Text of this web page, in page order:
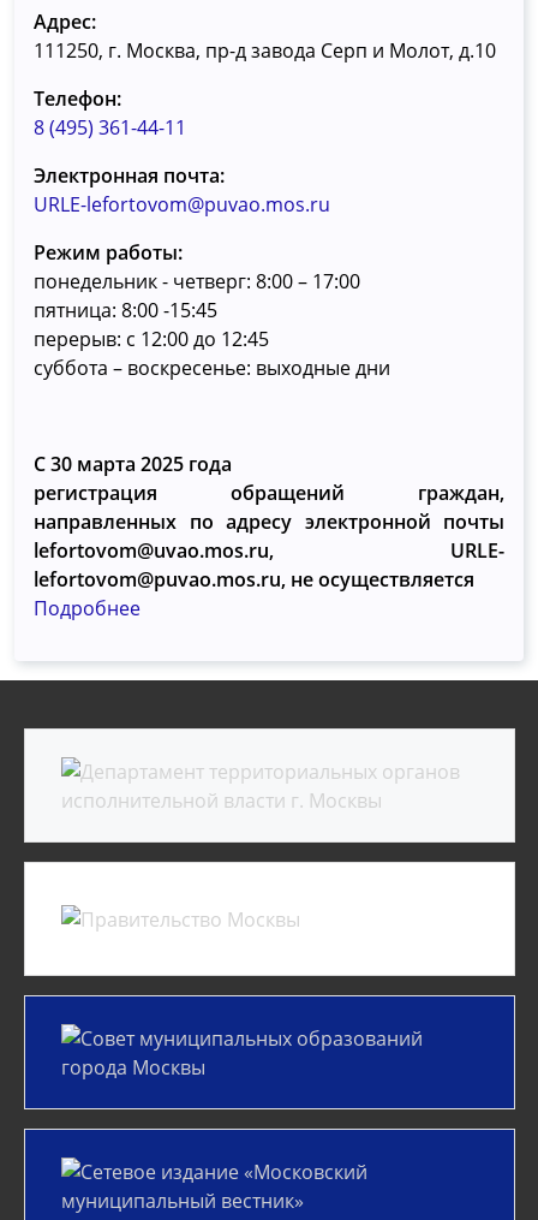
Адрес:
111250, г. Москва, пр-д завода Серп и Молот, д.10
Телефон:
8 (495) 361-44-11
Электронная почта:
URLE-lefortovom@puvao.mos.ru
Режим работы:
понедельник - четверг: 8:00 – 17:00
пятница: 8:00 -15:45
перерыв: с 12:00 до 12:45
суббота – воскресенье: выходные дни
С 30 марта 2025 года
регистрация обращений граждан,
направленных по адресу электронной почты
lefortovom@uvao.mos.ru, URLE-
lefortovom@puvao.mos.ru, не осуществляется
Подробнее